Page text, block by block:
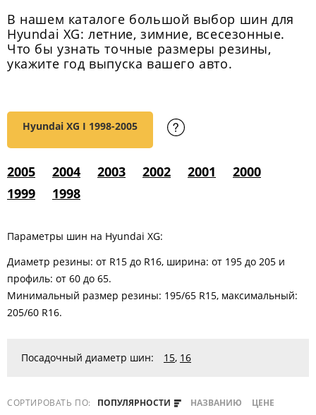
В нашем каталоге большой выбор шин для
Hyundai XG: летние, зимние, всесезонные.
Что бы узнать точные размеры резины,
укажите год выпуска вашего авто.
Hyundai XG I 1998-2005
2005 2004 2003 2002 2001
2000
1999
1998
Параметры шин на Hyundai XG:
Диаметр резины: от R15 до R16, ширина: от 195 до 205 и
профиль: от 60 до 65.
Минимальный размер резины: 195/65 R15, максимальный:
205/60 R16.
Посадочный диаметр шин: 15, 16
СОРТИРОВАТЬ ПО: ПОПУЛЯРНОСТИ НАЗВАНИЮ ЦЕНЕ